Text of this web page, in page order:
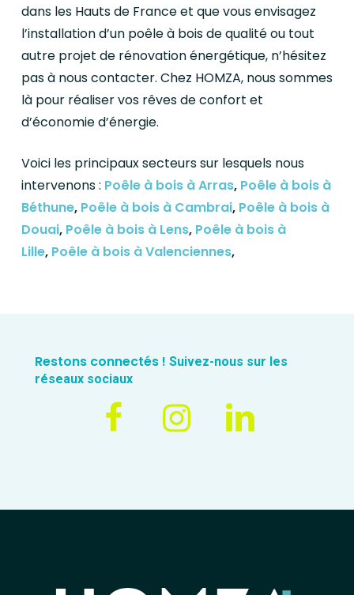
dans les Hauts de France et que vous envisagez
l’installation d’un poêle à bois de qualité ou tout
autre projet de rénovation énergétique, n’hésitez
pas à nous contacter. Chez HOMZA, nous sommes
là pour réaliser vos rêves de confort et
d’économie d’énergie.
Voici les principaux secteurs sur lesquels nous
intervenons : Poêle à bois à Arras, Poêle à bois à
Béthune, Poêle à bois à Cambrai, Poêle à bois à
Douai, Poêle à bois à Lens, Poêle à bois à
Lille, Poêle à bois à Valenciennes,
Restons connectés ! Suivez-nous sur les
réseaux sociaux